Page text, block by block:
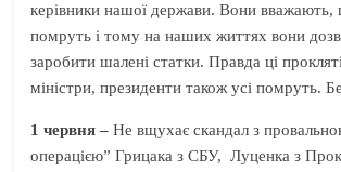
керівники нашої держави. Вони вважають,
помруть і тому на наших життях вони
заробити шалені статки. Правда ці
міністри, президенти також усі помруть.
1 червня –Не вщухає скандал з
операцією” Грицака з СБУ, Луценка з